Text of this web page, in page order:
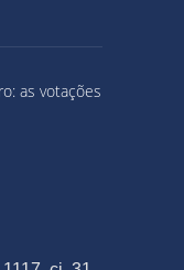
as votações